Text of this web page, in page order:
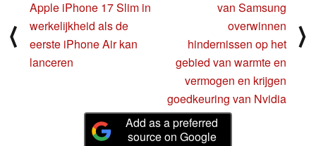
⟨
Apple iPhone 17 Slim in
werkelijkheid als de
eerste iPhone Air kan
lanceren
van Samsung
overwinnen
hindernissen op het
gebied van warmte en
vermogen en krijgen
goedkeuring van Nvidia
⟩
Add as a preferred
source on Google